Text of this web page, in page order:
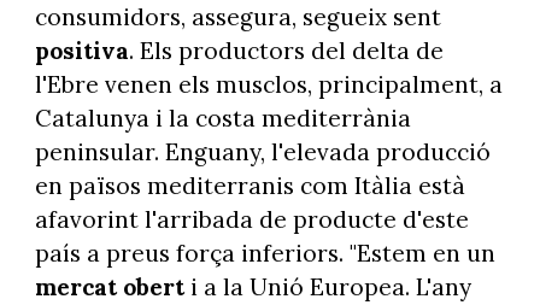
consumidors, assegura, segueix sent
positiva. Els productors del delta de
l'Ebre venen els musclos, principalment, a
Catalunya i la costa mediterrània
peninsular. Enguany, l'elevada producció
en països mediterranis com Itàlia està
afavorint l'arribada de producte d'este
país a preus força inferiors. "Estem en un
mercat oberti a la Unió Europea. L'any